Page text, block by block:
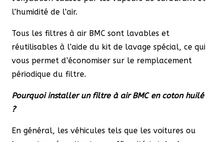
l’humidité de l’air.
Tous les filtres à air BMC sont lavables et
réutilisables à l’aide du kit de lavage spécial, ce qui
vous permet d’économiser sur le remplacement
périodique du filtre.
Pourquoi installer un filtre à air BMC en coton huilé
?
En général, les véhicules tels que les voitures ou